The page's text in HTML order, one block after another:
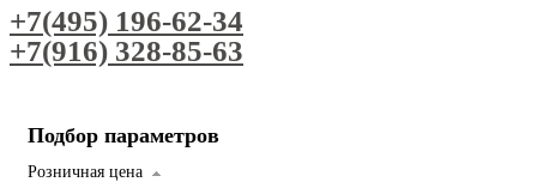
+7(495) 196-62-34
+7(916) 328-85-63
Подбор параметров
Розничная цена